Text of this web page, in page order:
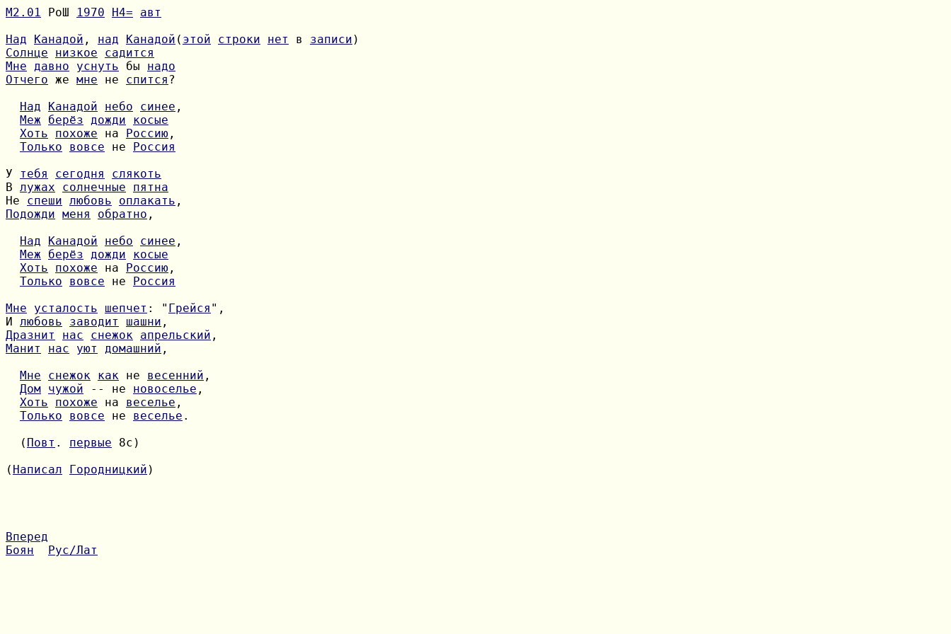
М2.01 РоШ 1970 H4=
авт
Над
Канадой , над Канадой ( этой строки нет в записи
Солнце
низкое
садится
Мне давно уснуть бы надо
Отчего же мне не спится ?
Над
Канадой небо синее
Меж
берёз дожди
косые
Хоть
похоже на Россию
Только
вовсе не Россия
У тебя сегодня
слякоть
В лужах солнечные
пятна
Не спеши любовь оплакать
Подожди меня обратно ,
Над
Канадой небо синее
Меж
берёз дожди
косые
Хоть
похоже на Россию
Только
вовсе не Россия
Мне
усталость шепчет : " Грейся
И любовь заводит шашни
Дразнит
нас снежок апрельский
Манит
нас уют домашний ,
Мне
снежок как не весенний
Дом чужой -- не новоселье
Хоть
похоже на веселье
Только
вовсе не веселье .
  (
Повт . первые 8с)
( Написал Городницкий )
Вперед
Боян
Рус/Лат